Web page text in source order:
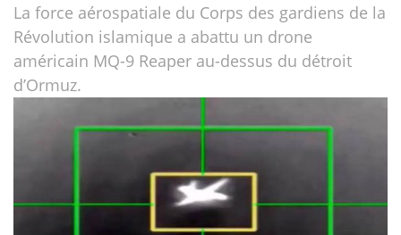
La force aérospatiale du Corps des gardiens de la
Révolution islamique a abattu un drone
américain MQ-9 Reaper au-dessus du détroit
d’Ormuz.